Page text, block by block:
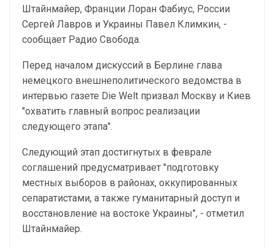
Штайнмайер, Франции Лоран Фабиус, России
Сергей Лавров и Украины Павел Климкин, -
сообщает Радио Свобода.
Перед началом дискуссий в Берлине глава
немецкого внешнеполитического ведомства в
интервью газете Die Welt призвал Москву и Киев
"охватить главный вопрос реализации
следующего этапа".
Следующий этап достигнутых в феврале
соглашений предусматривает "подготовку
местных выборов в районах, оккупированных
сепаратистами, а также гуманитарный доступ и
восстановление на востоке Украины", - отметил
Штайнмайер.